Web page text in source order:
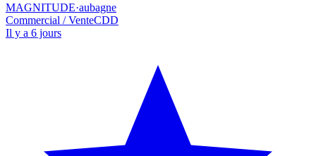
MAGNITUDE·aubagne
Commercial / VenteCDD
Il y a 6 jours